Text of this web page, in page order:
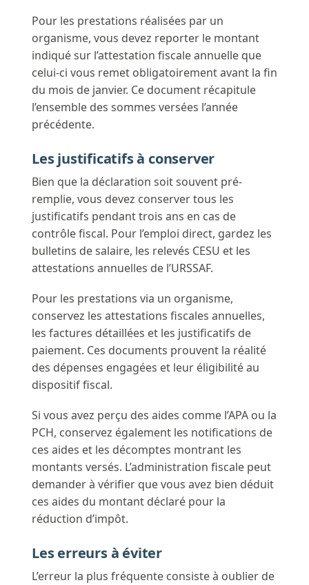
Pour les prestations réalisées par un
organisme, vous devez reporter le montant
indiqué sur l’attestation fiscale annuelle que
celui-ci vous remet obligatoirement avant la fin
du mois de janvier. Ce document récapitule
l’ensemble des sommes versées l’année
précédente.
Les justificatifs à conserver
Bien que la déclaration soit souvent pré-
remplie, vous devez conserver tous les
justificatifs pendant trois ans en cas de
contrôle fiscal. Pour l’emploi direct, gardez les
bulletins de salaire, les relevés CESU et les
attestations annuelles de l’URSSAF.
Pour les prestations via un organisme,
conservez les attestations fiscales annuelles,
les factures détaillées et les justificatifs de
paiement. Ces documents prouvent la réalité
des dépenses engagées et leur éligibilité au
dispositif fiscal.
Si vous avez perçu des aides comme l’APA ou la
PCH, conservez également les notifications de
ces aides et les décomptes montrant les
montants versés. L’administration fiscale peut
demander à vérifier que vous avez bien déduit
ces aides du montant déclaré pour la
réduction d’impôt.
Les erreurs à éviter
L’erreur la plus fréquente consiste à oublier de